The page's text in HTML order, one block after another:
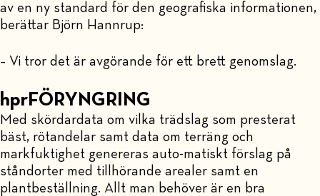
av en ny standard för den geografiska informationen,
berättar Björn Hannrup:
– Vi tror det är avgörande för ett brett genomslag.
hprFÖRYNGRING
Med skördardata om vilka trädslag som presterat
bäst, rötandelar samt data om terräng och
markfuktighet genereras auto-matiskt förslag på
ståndorter med tillhörande arealer samt en
plantbeställning. Allt man behöver är en bra